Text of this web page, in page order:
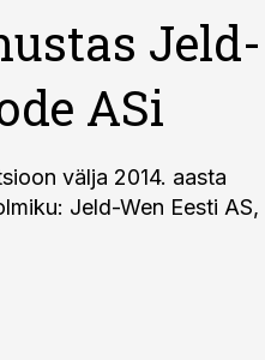
Jeld-
ASi
välja 2014. aasta
Jeld-Wen Eesti AS,